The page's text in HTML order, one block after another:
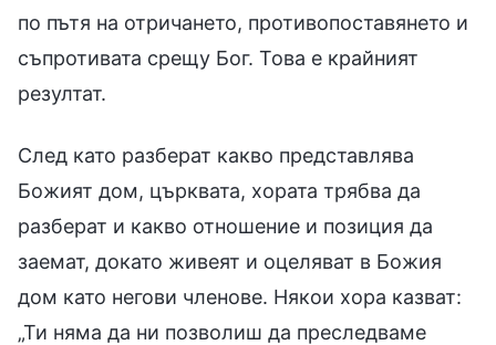
по пътя на отричането, противопоставянето и
съпротивата срещу Бог. Това е крайният
резултат.
След като разберат какво представлява
Божият дом, църквата, хората трябва да
разберат и какво отношение и позиция да
заемат, докато живеят и оцеляват в Божия
дом като негови членове. Някои хора казват:
„Ти няма да ни позволиш да преследваме